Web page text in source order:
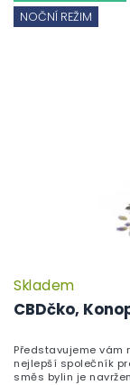
NOČNÍ REŽIM
CBDčko,
Skladem
Představujeme vám
nejlepší společník
směs bylin je